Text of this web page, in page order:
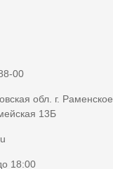
00
обл. г. Раменское,
13Б
18:00